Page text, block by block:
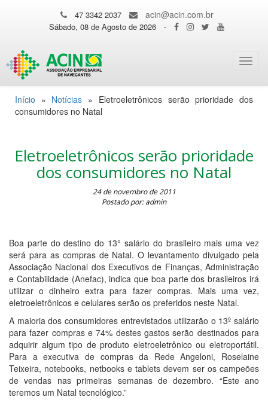
47 3342 2037 acin@acin.com.br
Sábado, 08 de Agosto de 2026 -
Início » Notícias » Eletroeletrônicos serão prioridade dos
consumidores no Natal
Eletroeletrônicos serão prioridade
dos consumidores no Natal
24 de novembro de 2011
Postado por: admin
Boa parte do destino do 13° salário do brasileiro mais uma vez
será para as compras de Natal. O levantamento divulgado pela
Associação Nacional dos Executivos de Finanças, Administração
e Contabilidade (Anefac), indica que boa parte dos brasileiros irá
utilizar o dinheiro extra para fazer compras. Mais uma vez,
eletroeletrônicos e celulares serão os preferidos neste Natal.
A maioria dos consumidores entrevistados utilizarão o 13º salário
para fazer compras e 74% destes gastos serão destinados para
adquirir algum tipo de produto eletroeletrônico ou eletroportátil.
Para a executiva de compras da Rede Angeloni, Roselaine
Teixeira, notebooks, netbooks e tablets devem ser os campeões
de vendas nas primeiras semanas de dezembro. “Este ano
teremos um Natal tecnológico.”